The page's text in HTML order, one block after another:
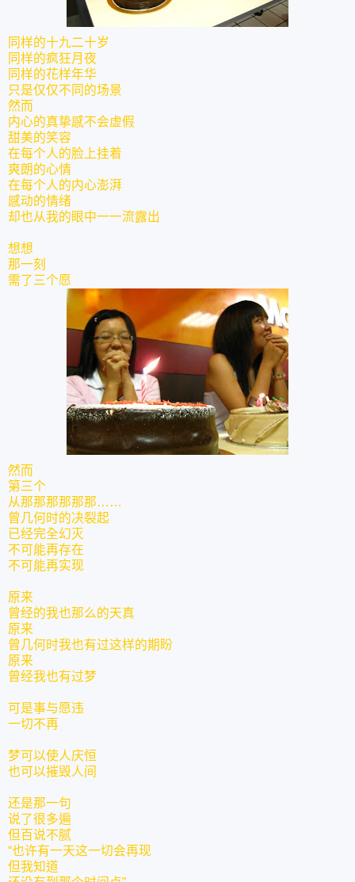
同样的十九二十岁
同样的疯狂月夜
同样的花样年华
只是仅仅不同的场景
然而
内心的真挚感不会虚假
甜美的笑容
在每个人的脸上挂着
爽朗的心情
在每个人的内心澎湃
感动的情绪
却也从我的眼中一一流露出
想想
那一刻
需了三个愿
然而
第三个
从那那那那那那……
曾几何时的决裂起
已经完全幻灭
不可能再存在
不可能再实现
原来
曾经的我也那么的天真
原来
曾几何时我也有过这样的期盼
原来
曾经我也有过梦
可是事与愿违
一切不再
梦可以使人庆恒
也可以摧毁人间
还是那一句
说了很多遍
但百说不腻
“也许有一天这一切会再现
但我知道